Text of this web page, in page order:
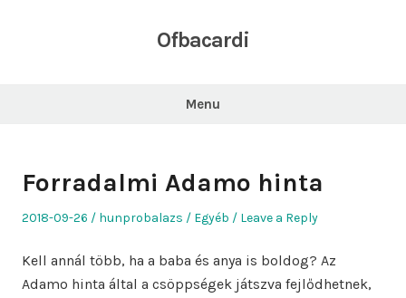
Ofbacardi
Menu
Forradalmi Adamo hinta
Posted
2018-09-26 Author
hunprobalazs
Posted
Egyéb Leave a Reply
Kell annál több, ha a baba és anya is boldog? Az
Adamo hinta által a csöppségek játszva fejlődhetnek,